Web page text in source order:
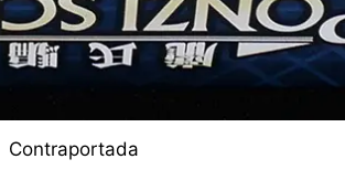
Contraportada